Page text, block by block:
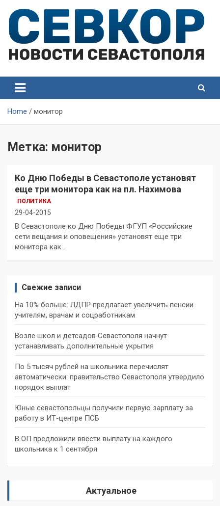
content
Севастополя
Севастополя
Home монитор
Метка: монитор
Ко Дню Победы в Севастополе установят
еще три монитора как на пл. Нахимова
ПОЛИТИКА
29-04-2015
В Севастополе ко Дню Победы ФГУП «Российские
сети вещания и оповещения» установят еще три
монитора как…
Свежие записи
На 10% больше: ЛДПР предлагает увеличить пенсии
учителям, врачам и соцработникам
Возле школ и детсадов Севастополя начнут
устанавливать дополнительные укрытия
По 5 тысяч рублей на школьника перечислят
автоматически: правительство Севастополя утвердило
порядок выплат
Юные севастопольцы получили первую зарплату за
работу в ИТ-центре ПСБ
В ОП предложили ввести выплату на каждого
школьника к 1 сентября
Актуальное